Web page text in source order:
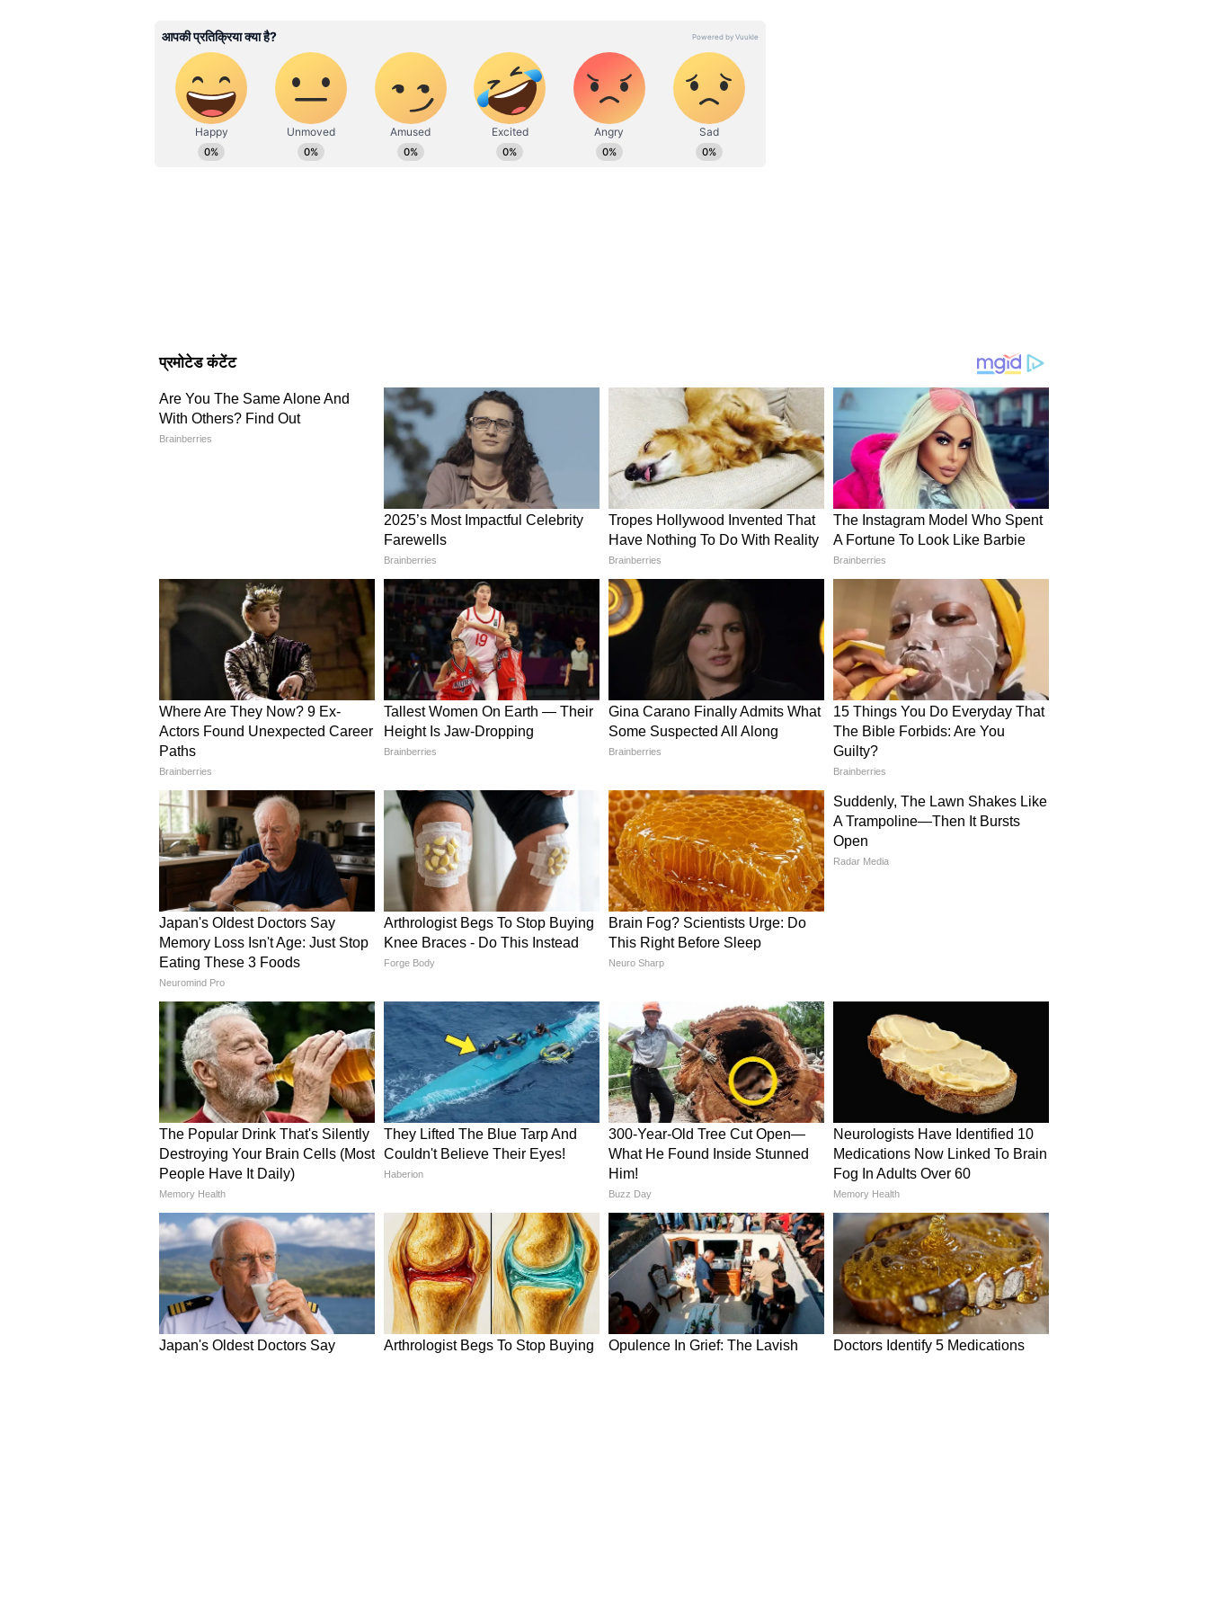
मिथुन राशिफल 14 जून 2026 (Dainik Mithun Rashifal)
संतान की पढ़ाई या करियर को लेकर चिंता बनी रहेगी। किसी से भी गलत तरीके से बात न करें नहीं
तो विवाद हो सकता है। कार्यक्षेत्र में काम का दबाव अधिक रहेगा। विरोधियों से सतर्क रहने की
आवश्यकता है। जरूरी दस्तावेजों को सुरक्षित रखें।
समाजसेवा या जनहित के कार्यों में योगदान दे सकते हैं। संतान की उपलब्धियों से मन प्रसन्न रहेगा।
व्यवहार लोगों को प्रभावित करेगा।
कन्या राशिफल 14 जून 2026 (Dainik Kanya Rashifal)
मित्रों के साथ संबंध मजबूत होंगे। लंबे समय से मन में चल रही इच्छा पूरी हो सकती है। धार्मिक कार्यों
में धन खर्च होने के योग हैं। सकारात्मक सोच आपको सही निर्णय लेने में मदद करेगी। किसी
महत्वपूर्ण विषय पर स्पष्टता मिलने से आत्मविश्वास बढ़ेगा।
तुला राशिफल 14 जून 2026 (Dainik Tula Rashifal)
साझेदारी के कामों में तालमेल बनाए रखना जरूरी होगा। कुछ योजनाएं अपेक्षित समय पर पूरी नहीं
हो पाएंगी। माता-पिता की सेहत का खास ध्यान रखें। वैवाहिक जीवन में उतार-चढ़ाव आ सकते हैं।
परिवार के वरिष्ठ लोगों की सलाह को नजरअंदाज न करें।
वृश्चिक राशिफल 14 जून 2026 (Dainik Vrishchik Rashifal)
घरेलू कार्यों में आपकी रुचि बढ़ेगी। किसी अनुभवी व्यक्ति की सलाह लाभदायक साबित हो सकती है।
आर्थिक स्थिति में सुधार के संकेत हैं। रिश्तों में ईमानदारी और समर्पण बनाए रखेंगे। कानूनी मामलों में
राहत मिलने की संभावना है।
धनु राशिफल 14 जून 2026 (Dainik Dhanu Rashifal)
विदेश से नौकरी या व्यवसाय के अवसर प्राप्त हो सकते हैं। आपका मधुर व्यवहार लोगों को आकर्षित
करेगा। स्वास्थ्य भी अच्छा बना रहेगा। करियर में उन्नति और पदोन्नति के योग बन रहे हैं। पुराना कर्ज
चुकाने में सफलता मिल सकती है।
मकर राशिफल 14 जून 2026 (Dainik Makar Rashifal)
घर का वातावरण थोड़ा गंभीर रह सकता है, लेकिन वैवाहिक जीवन में प्रेम और सामंजस्य बढ़ेगा।
अपनी बात प्रभावी ढंग से रखने में सफल रहेंगे। प्रतियोगी परीक्षाओं और इंटरव्यू में सफलता मिल
सकती है। आय के नए स्रोत बनने की संभावना है।
कुंभ राशिफल 14 जून 2026 (Dainik Kumbh Rashifal)
निर्णय लेने में असमंजस की स्थिति बन सकती है। मित्रों और रिश्तेदारों के साथ संबंध अच्छे बने रहेंगे।
खानपान को लेकर सावधानी बरतें। जरूरत से ज्यादा बोलने से बचें। बच्चे आज काफी प्रसन्न और
उत्साहित नजर आएंगे। संतान पर नजर रखें।
मीन राशिफल 14 जून 2026 (Dainik Meen Rashifal)
आर्थिक लाभ के अच्छे योग बन रहे हैं। दूसरों के निजी मामलों में हस्तक्षेप करने से बचें। स्वास्थ्य पहले
की अपेक्षा बेहतर रहेगा। विद्यार्थियों के लिए दिन उपलब्धियों से भरा रह सकता है। आलोचनाओं से
परेशान होने के बजाय अपने लक्ष्य पर ध्यान दें।
Disclaimer
इस आर्टिकल में जो जानकारी है, वो ज्योतिषियों द्वारा बताई गईं हैं। हम सिर्फ इस जानकारी को
जीव विज्ञान में बीएससी स्नातक हैं । करियर की शुरुआत स्थानीय अखबार दैनिक अवंतिका से की। 2010 से 2019 तक
दैनिक भास्कर डॉट कॉम में धर्म डेस्क पर काम किया है।